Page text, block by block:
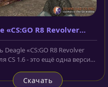
«CS:GO R8 Revolver
«CS:GO R8 Revolver
CS 1.6 - это ещё одна версия
Скачать